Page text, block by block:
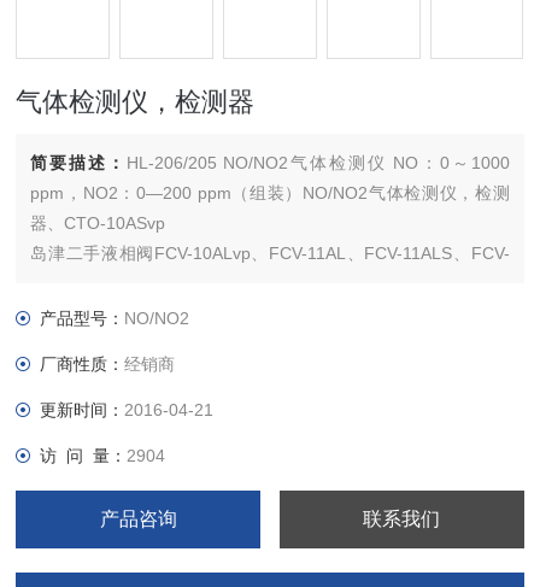
气体检测仪，检测器
简要描述： HL-206/205 NO/NO2气体检测仪 NO：0～1000
ppm，NO2：0—200 ppm（组装）NO/NO2气体检测仪，检测
器、CTO-10ASvp
岛津二手液相阀FCV-10ALvp、FCV-11AL、FCV-11ALS、FCV-
130AL
产品型号： NO/NO2
厂商性质：经销商
更新时间： 2016-04-21
访 问 量： 2904
产品咨询 联系我们